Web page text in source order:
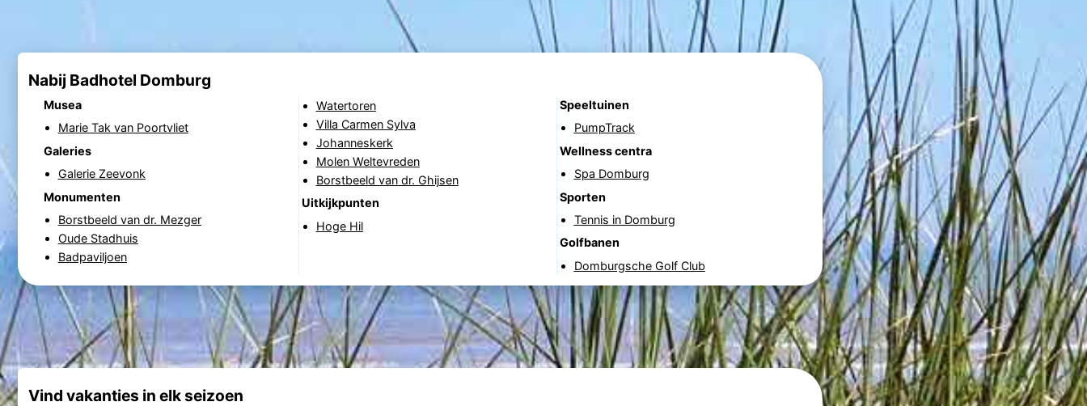
Nabij Badhotel Domburg
Musea
Marie Tak van Poortvliet
Galeries
Galerie Zeevonk
Monumenten
Borstbeeld van dr. Mezger
Oude Stadhuis
Badpaviljoen
Watertoren
Villa Carmen Sylva
Johanneskerk
Molen Weltevreden
Borstbeeld van dr. Ghijsen
Uitkijkpunten
Hoge Hil
Speeltuinen
PumpTrack
Wellness centra
Spa Domburg
Sporten
Tennis in Domburg
Golfbanen
Domburgsche Golf Club
Vind vakanties in elk seizoen